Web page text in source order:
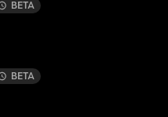
BETA
BETA